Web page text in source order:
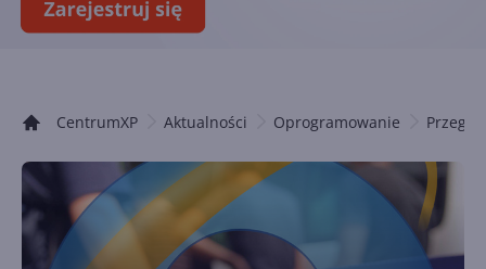
CentrumXP Aktualności Oprogramowanie